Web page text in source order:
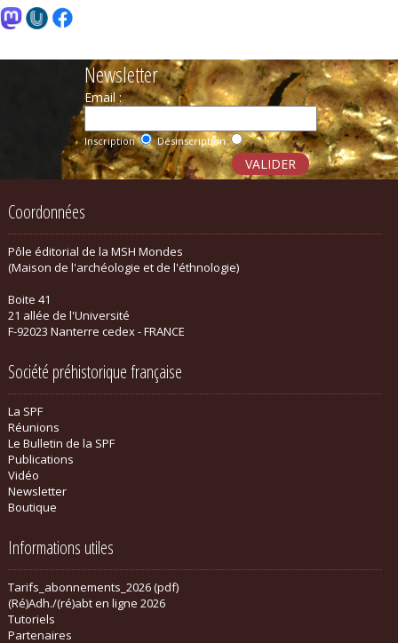
Newsletter
Email :
Inscription Désinscription
Coordonnées
Pôle éditorial de la MSH Mondes
(Maison de l'archéologie et de l'éthnologie)
Boite 41
21 allée de l'Université
F-92023 Nanterre cedex - FRANCE
Société préhistorique française
La SPF
Réunions
Le Bulletin de la SPF
Publications
Vidéo
Newsletter
Boutique
Informations utiles
Tarifs_abonnements_2026 (pdf)
(Ré)Adh./(ré)abt en ligne 2026
Tutoriels
Partenaires